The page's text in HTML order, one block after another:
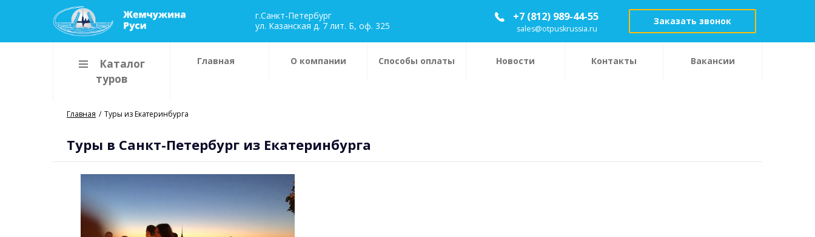
г.Cанкт-Петербург
ул. Казанская д. 7 лит. Б, оф. 325
+7 (812) 989-44-55
sales@otpuskrussia.ru
Заказать звонок
Каталог
туров
Главная О компании Способы оплаты Новости Контакты Вакансии
Главная Туры из Екатеринбурга
Туры в Санкт-Петербург из Екатеринбурга